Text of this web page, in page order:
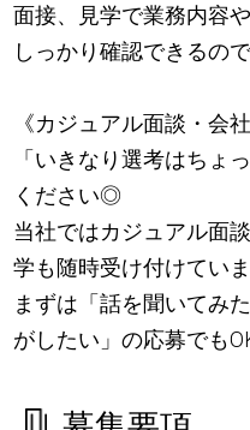
面接、見学で業務内容
しっかり確認できるの
《カジュアル面談・会
「いきなり選考はちょ
ください◎
当社ではカジュアル面
学も随時受け付けていま
まずは「話を聞いてみ
がしたい」の応募でも